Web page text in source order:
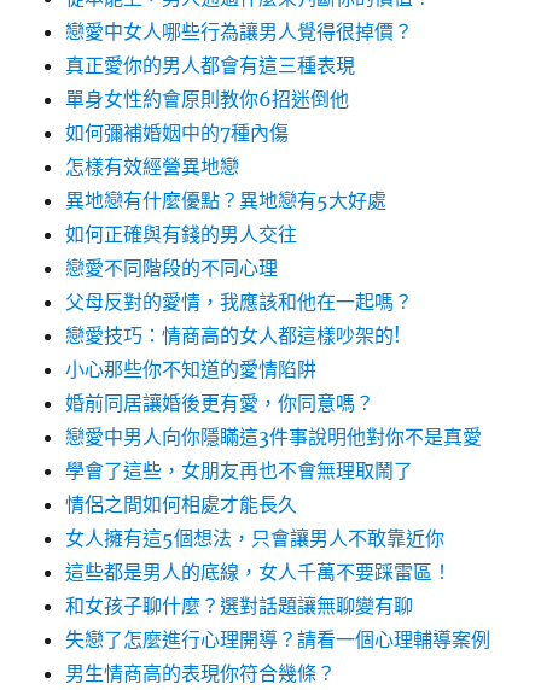
戀愛中女人哪些行為讓男人覺得很掉價？
真正愛你的男人都會有這三種表現
單身女性約會原則教你6招迷倒他
如何彌補婚姻中的7種內傷
怎樣有效經營異地戀
異地戀有什麼優點？異地戀有5大好處
如何正確與有錢的男人交往
戀愛不同階段的不同心理
父母反對的愛情，我應該和他在一起嗎？
戀愛技巧：情商高的女人都這樣吵架的!
小心那些你不知道的愛情陷阱
婚前同居讓婚後更有愛，你同意嗎？
戀愛中男人向你隱瞞這3件事說明他對你不是真愛
學會了這些，女朋友再也不會無理取鬧了
情侶之間如何相處才能長久
女人擁有這5個想法，只會讓男人不敢靠近你
這些都是男人的底線，女人千萬不要踩雷區！
和女孩子聊什麼？選對話題讓無聊變有聊
失戀了怎麼進行心理開導？請看一個心理輔導案例
男生情商高的表現你符合幾條？